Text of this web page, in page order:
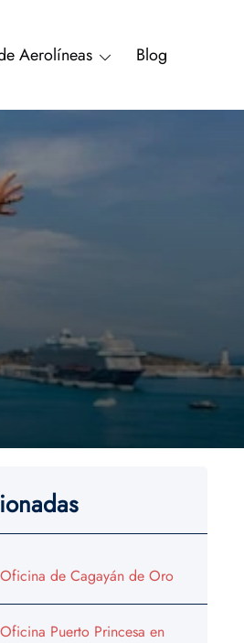
Aerolíneas Blog
de Cagayán de Oro
Puerto Princesa en